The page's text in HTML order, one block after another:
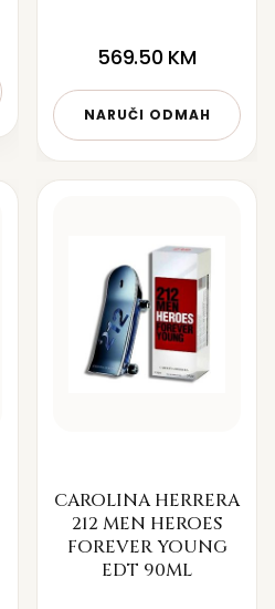
569.50 KM
NARUČI ODMAH
CAROLINA HERRERA
212 MEN HEROES
FOREVER YOUNG
EDT 90ML